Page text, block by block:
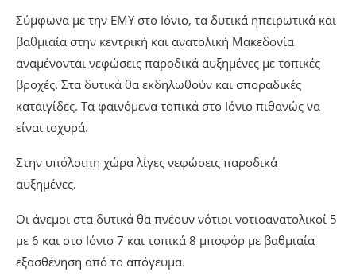
Σύμφωνα με την ΕΜΥ στο Ιόνιο, τα δυτικά ηπειρωτικά και
βαθμιαία στην κεντρική και ανατολική Μακεδονία
αναμένονται νεφώσεις παροδικά αυξημένες με τοπικές
βροχές. Στα δυτικά θα εκδηλωθούν και σποραδικές
καταιγίδες. Τα φαινόμενα τοπικά στο Ιόνιο πιθανώς να
είναι ισχυρά.
Στην υπόλοιπη χώρα λίγες νεφώσεις παροδικά
αυξημένες.
Οι άνεμοι στα δυτικά θα πνέουν νότιοι νοτιοανατολικοί 5
με 6 και στο Ιόνιο 7 και τοπικά 8 μποφόρ με βαθμιαία
εξασθένηση από το απόγευμα.